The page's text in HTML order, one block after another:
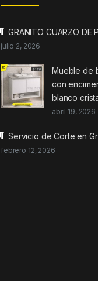
GRANITO CUARZO DE
julio 2, 2026
Mueble de
con
blanco
abril 19, 2026
Servicio de Corte en
febrero 12, 2026